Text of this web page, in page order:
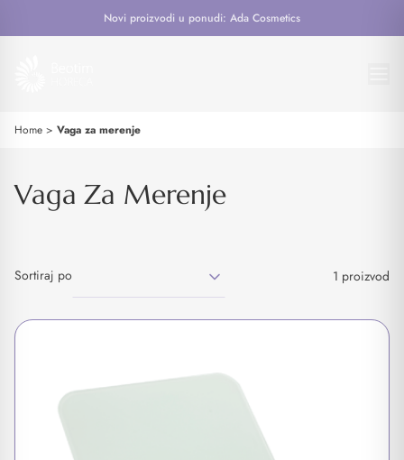
Novi proizvodi u ponudi: Ada Cosmetics
Home > Vaga za merenje
Vaga Za Merenje
Sortiraj po 1 proizvod